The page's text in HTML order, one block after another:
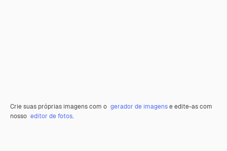
Crie suas próprias imagens com o gerador de imagense edite-as com
nosso editor de fotos.